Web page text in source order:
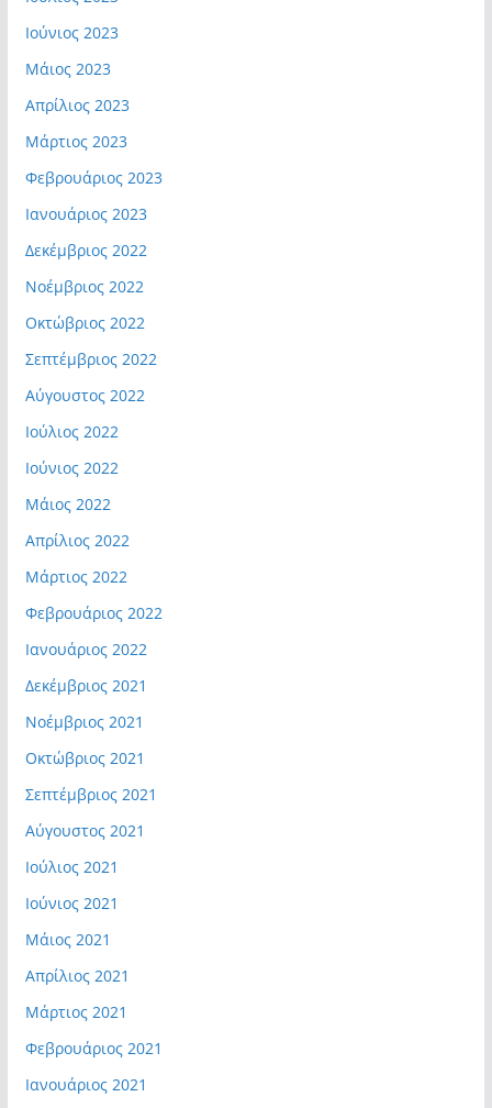
Ιούνιος 2023
Μάιος 2023
Απρίλιος 2023
Μάρτιος 2023
Φεβρουάριος 2023
Ιανουάριος 2023
Δεκέμβριος 2022
Νοέμβριος 2022
Οκτώβριος 2022
Σεπτέμβριος 2022
Αύγουστος 2022
Ιούλιος 2022
Ιούνιος 2022
Μάιος 2022
Απρίλιος 2022
Μάρτιος 2022
Φεβρουάριος 2022
Ιανουάριος 2022
Δεκέμβριος 2021
Νοέμβριος 2021
Οκτώβριος 2021
Σεπτέμβριος 2021
Αύγουστος 2021
Ιούλιος 2021
Ιούνιος 2021
Μάιος 2021
Απρίλιος 2021
Μάρτιος 2021
Φεβρουάριος 2021
Ιανουάριος 2021